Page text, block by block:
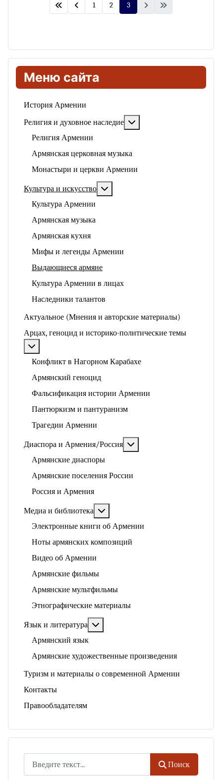
Меню сайта
История Армении
Религия и духовное наследие
Религия Армении
Армянская церковная музыка
Монастыри и церкви Армении
Культура и искусство
Культура Армении
Армянская музыка
Армянская кухня
Мифы и легенды Армении
Выдающиеся армяне
Культура Армении в лицах
Наследники талантов
Актуальное (Мнения и авторские материалы)
Арцах, геноцид и историко-политические темы
Конфликт в Нагорном Карабахе
Армянский геноцид
Фальсификация истории Армении
Пантюркизм и пантуранизм
Трагедии Армении
Диаспора и Армения/Россия
Армянские диаспоры
Армянские поселения России
Россия и Армения
Медиа и библиотека
Электронные книги об Армении
Ноты армянских композиций
Видео об Армении
Армянские фильмы
Армянские мультфильмы
Этнографические материалы
Язык и литература
Армянский язык
Армянские художественные произведения
Туризм и материалы о современной Армении
Контакты
Правообладателям
Поиск
1 2 3